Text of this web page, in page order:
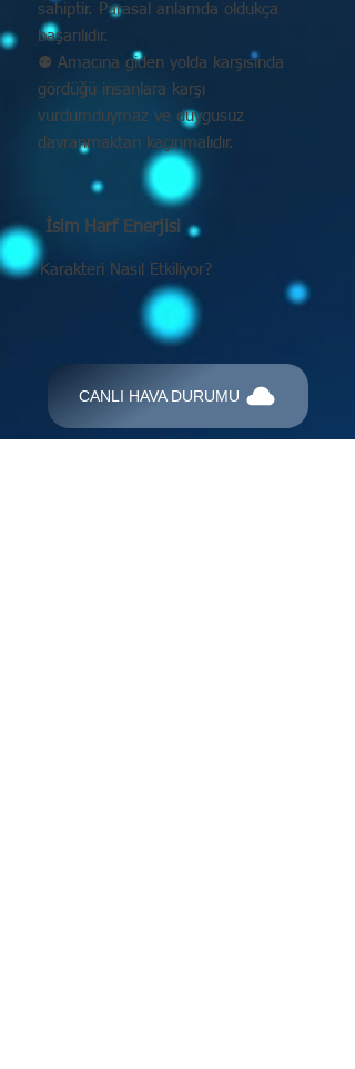
sahiptir. Parasal anlamda oldukça
başarılıdır.
⚉ Amacına giden yolda karşısında
gördüğü insanlara karşı
vurdumduymaz ve duygusuz
davranmaktan kaçınmalıdır.
İsim Harf Enerjisi
Karakteri Nasıl Etkiliyor?
CANLI HAVA DURUMU